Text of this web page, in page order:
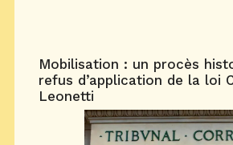
Mobilisation : un procès
refus d’application de la loi
Leonetti